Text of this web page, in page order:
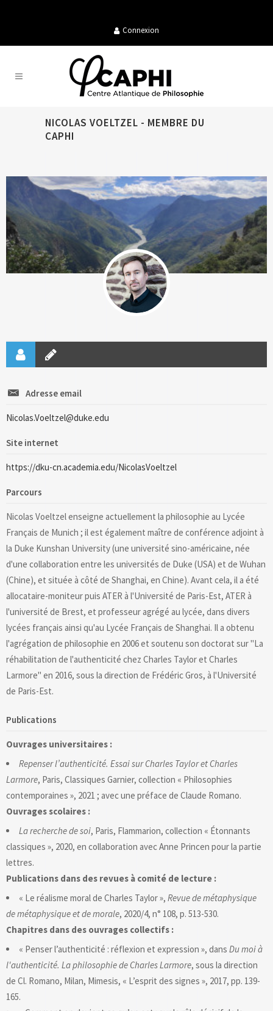
Connexion
NICOLAS VOELTZEL - MEMBRE DU
CAPHI
Adresse email
Nicolas.Voeltzel@duke.edu
Site internet
https://dku-cn.academia.edu/NicolasVoeltzel
Parcours
Nicolas Voeltzel enseigne actuellement la philosophie au Lycée
Français de Munich ; il est également maître de conférence adjoint à
la Duke Kunshan University (une université sino-américaine, née
d'une collaboration entre les universités de Duke (USA) et de Wuhan
(Chine), et située à côté de Shanghai, en Chine). Avant cela, il a été
allocataire-moniteur puis ATER à l'Université de Paris-Est, ATER à
l'université de Brest, et professeur agrégé au lycée, dans divers
lycées français ainsi qu'au Lycée Français de Shanghai. Il a obtenu
l'agrégation de philosophie en 2006 et soutenu son doctorat sur "La
réhabilitation de l'authenticité chez Charles Taylor et Charles
Larmore" en 2016, sous la direction de Frédéric Gros, à l'Université
de Paris-Est.
Publications
Ouvrages universitaires :
Repenser l’authenticité. Essai sur Charles Taylor et Charles
Larmore, Paris, Classiques Garnier, collection « Philosophies
contemporaines », 2021 ; avec une préface de Claude Romano.
Ouvrages scolaires :
La recherche de soi, Paris, Flammarion, collection « Étonnants
classiques », 2020, en collaboration avec Anne Princen pour la partie
lettres.
Publications dans des revues à comité de lecture :
« Le réalisme moral de Charles Taylor », Revue de métaphysique
de métaphysique et de morale, 2020/4, n° 108, p. 513-530.
Chapitres dans des ouvrages collectifs :
« Penser l’authenticité : réflexion et expression », dans Du moi à
l'authenticité. La philosophie de Charles Larmore, sous la direction
de Cl. Romano, Milan, Mimesis, « L’esprit des signes », 2017, pp. 139-
165.